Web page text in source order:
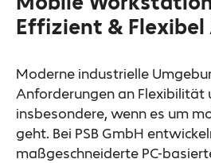
Effizient &
Moderne industrielle
Anforderungen an Flexibilität
insbesondere, wenn es um
geht. Bei PSB GmbH
maßgeschneiderte PC-